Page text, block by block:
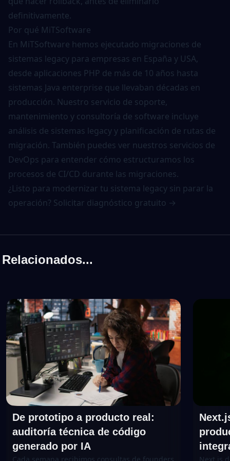
definitivamente.
Por qué MiTSoftware
En MiTSoftware hemos ejecutado migraciones de
sistemas legacy para empresas en España y USA,
desde aplicaciones PHP de más de 10 años hasta
sistemas Java enterprise que llevaban décadas en
producción. Nuestro servicio de soporte,
mantenimiento y consultoría de software incluye
análisis de sistemas legacy y planificación de rutas de
migración. También puedes ver nuestros servicios de
DevOps para entender cómo estructuramos los
procesos de CI/CD durante las migraciones.
¿Listo para modernizar tu sistema legacy sin parar la
operación? Solicitar diagnóstico gratuito →
Relacionados...
De prototipo a producto real:
auditoría técnica de código
generado por IA